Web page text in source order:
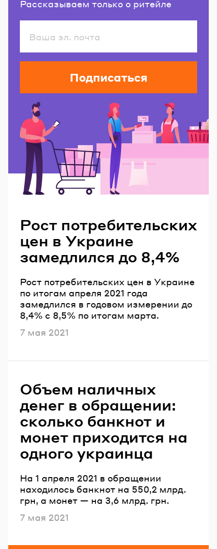
Рассказываем только о ритейле
Подписаться
Рост потребительских
цен в Украине
замедлился до 8,4%
Рост потребительских цен в Украине
по итогам апреля 2021 года
замедлился в годовом измерении до
8,4% с 8,5% по итогам марта.
Опубликовано
7 мая 2021
Объем наличных
денег в обращении:
сколько банкнот и
монет приходится на
одного украинца
На 1 апреля 2021 в обращении
находилось банкнот на 550,2 млрд.
грн, а монет — на 3,6 млрд. грн.
Опубликовано
7 мая 2021